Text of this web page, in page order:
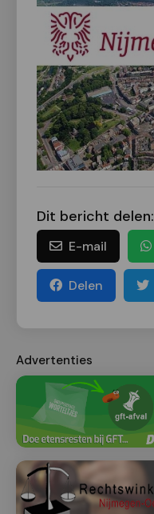
Dit bericht delen:
E-mail
Delen
Advertenties